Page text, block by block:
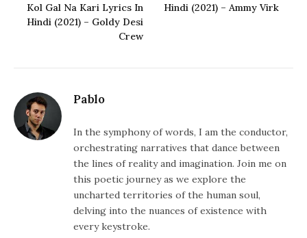
Kol Gal Na Kari Lyrics In
Hindi (2021) – Goldy Desi
Crew
Hindi (2021) – Ammy Virk
Pablo
In the symphony of words, I am the conductor,
orchestrating narratives that dance between
the lines of reality and imagination. Join me on
this poetic journey as we explore the
uncharted territories of the human soul,
delving into the nuances of existence with
every keystroke.